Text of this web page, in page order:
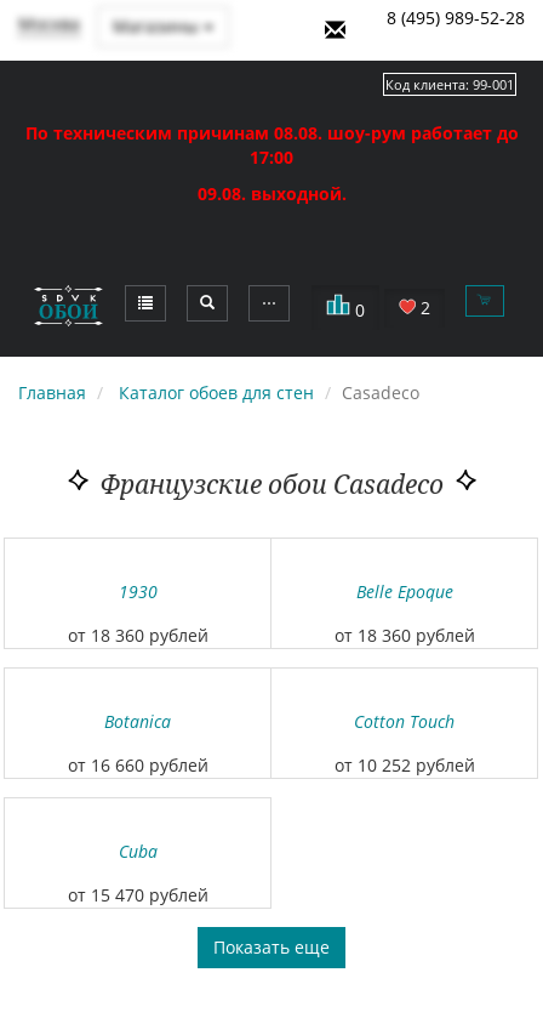
Москва Магазины 8 (495) 989-52-28
По техническим причинам 08.08. шоу-рум работает до
17:00
09.08. выходной.
⋯ 0 2
Код клиента: 99-001
Главная Каталог обоев для стен Casadeco
Французские обои Casadeco
1930
от 18 360 рублей
Belle Epoque
от 18 360 рублей
Botanica
от 16 660 рублей
Cotton Touch
от 10 252 рублей
Cuba
от 15 470 рублей
Показать еще